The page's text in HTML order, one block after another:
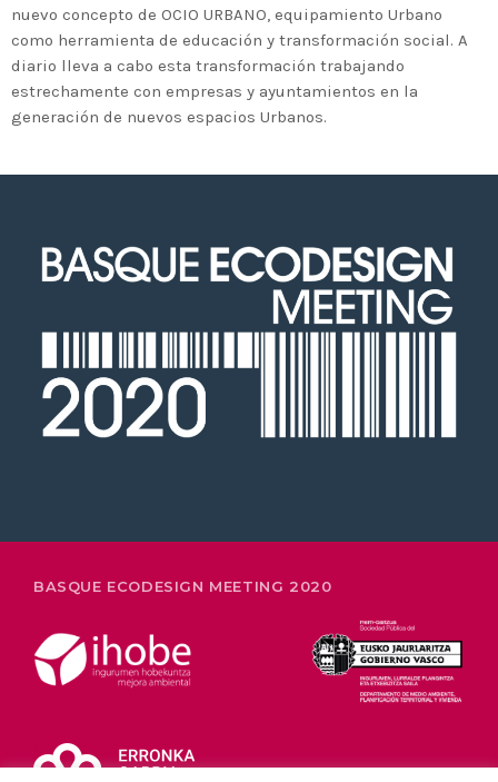
nuevo concepto de OCIO URBANO, equipamiento Urbano
como herramienta de educación y transformación social. A
diario lleva a cabo esta transformación trabajando
estrechamente con empresas y ayuntamientos en la
generación de nuevos espacios Urbanos.
BASQUE ECODESIGN MEETING 2020